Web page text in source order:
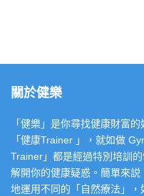
關於健樂
「健樂」是你尋找健康財富
「健康Trainer 」，就如做
Trainer」都是經過特別培訓
解開你的健康疑惑。簡單來
地運用不同的「自然療法」